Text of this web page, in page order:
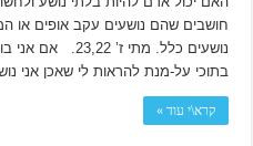
חושבים שהם נושעים עקב אופים או
נושעים כלל. מתי
בתוכי על-מנת להראות לי שאכן אני
קרא\י עוד »